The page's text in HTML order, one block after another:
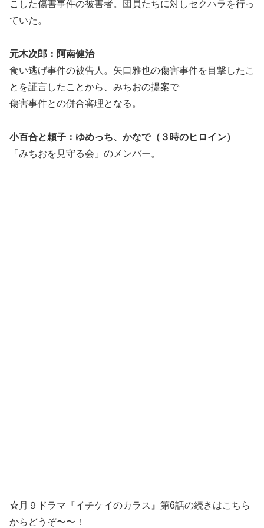
こした傷害事件の被害者。団員たちに対しセクハラを行っ
ていた。
元木次郎：阿南健治
食い逃げ事件の被告人。矢口雅也の傷害事件を目撃したこ
とを証言したことから、みちおの提案で
傷害事件との併合審理となる。
小百合と頼子：ゆめっち、かなで（３時のヒロイン）
「みちおを見守る会」のメンバー。
☆月９ドラマ『イチケイのカラス』第6話の続きはこちら
からどうぞ〜〜！